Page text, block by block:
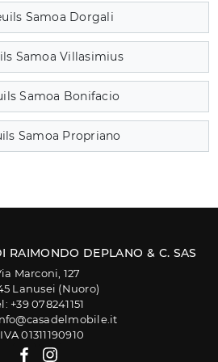
Samoa Dorgali
Samoa Villasimius
Samoa Bonifacio
Samoa Propriano
RAIMONDO DEPLANO & C. SAS
Marconi, 127
Lanusei (Nuoro)
+39 078241151
01311190910